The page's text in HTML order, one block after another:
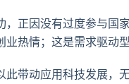
，正因没有过度参与国
热情；这是需求驱动
此带动应用科技发展，